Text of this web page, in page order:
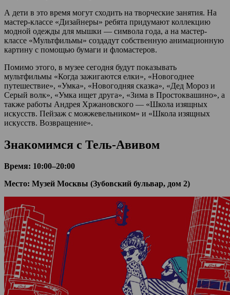
А дети в это время могут сходить на творческие занятия. На
мастер-классе «Дизайнеры» ребята придумают коллекцию
модной одежды для мышки — символа года, а на мастер-
классе «Мультфильмы» создадут собственную анимационную
картину с помощью бумаги и фломастеров.
Помимо этого, в музее сегодня будут показывать
мультфильмы «Когда зажигаются елки», «Новогоднее
путешествие», «Умка», «Новогодняя сказка», «Дед Мороз и
Серый волк», «Умка ищет друга», «Зима в Простоквашино», а
также работы Андрея Хржановского — «Школа изящных
искусств. Пейзаж с можжевельником» и «Школа изящных
искусств. Возвращение».
Знакомимся с Тель-Авивом
Время: 10:00–20:00
Место: Музей Москвы (Зубовский бульвар, дом 2)